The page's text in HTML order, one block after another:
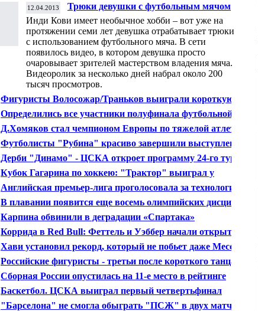
12.04.2013
Трюки девушки с футбольным мячом
стали хитом в Интернете
Инди Кови имеет необычное хобби – вот уже на
протяжении семи лет девушка отрабатывает трюки
с использованием футбольного мяча. В сети
появилось видео, в котором девушка просто
очаровывает зрителей мастерством владения мяча.
Видеоролик за несколько дней набрал около 200
тысяч просмотров.
Фигуристы Волосожар/Траньков выиграли короткую
программу командного ЧМ
Определились все участники полуфинала футбольной
Лиги Европы
Д.Хомяков стал чемпионом Европы по тяжелой атлетике
Футболисты "Рубина" красиво завершили выступление в
Лиге Европы
Дерби "Динамо" - ЦСКА откроет программу 24-го тура
ЧР по футболу
Кубок Гагарина по хоккею: "Трактор" выиграл у
"Динамо"
Английская премьер-лига проголосовала за технологию
Hawk-Eye
В плавании появится еще восемь олимпийских дисциплин
Карпина обвинили в деградации «Спартака»
Коррида в Red Bull: Феттель и Уэббер начали открытые
военные действия
Хави установил рекорд, который не побьет даже Месси
Российские фигуристы - третьи после короткого танца на
командном ЧМ
Сборная России опустилась на 11-е место в рейтинге
ФИФА
Баскетбол. ЦСКА выиграл первый четвертьфинал
Евролиги
"Барселона" не смогла обыграть "ПСЖ" в двух матчах